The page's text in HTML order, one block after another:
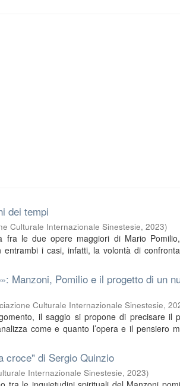
dei tempi
Culturale Internazionale Sinestesie,2023)
fra le due opere maggiori di Mario
i casi, infatti, la volontà di
Manzoni, Pomilio e il progetto di un
Culturale Internazionale Sinestesie,
il saggio si propone di precisare il
come e quanto l’opera e il pensiero
croce" di Sergio Quinzio
Internazionale Sinestesie,2023)